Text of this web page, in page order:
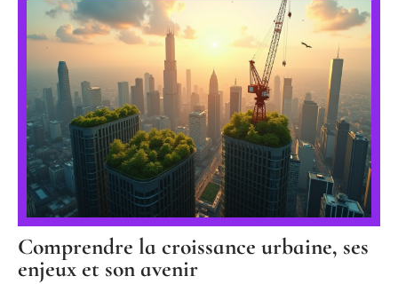
Comprendre la croissance urbaine, ses
enjeux et son avenir